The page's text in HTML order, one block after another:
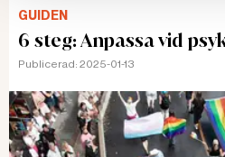
GUIDEN
6 steg: Anpassa vid
Publicerad: 2025-01-13